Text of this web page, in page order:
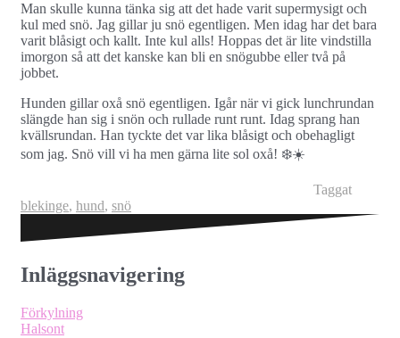
Man skulle kunna tänka sig att det hade varit supermysigt och
kul med snö. Jag gillar ju snö egentligen. Men idag har det bara
varit blåsigt och kallt. Inte kul alls! Hoppas det är lite vindstilla
imorgon så att det kanske kan bli en snögubbe eller två på
jobbet.
Hunden gillar oxå snö egentligen. Igår när vi gick lunchrundan
slängde han sig i snön och rullade runt runt. Idag sprang han
kvällsrundan. Han tyckte det var lika blåsigt och obehagligt
som jag. Snö vill vi ha men gärna lite sol oxå! ❄️☀️
Taggat
blekinge, hund, snö
Inläggsnavigering
Förkylning
Halsont